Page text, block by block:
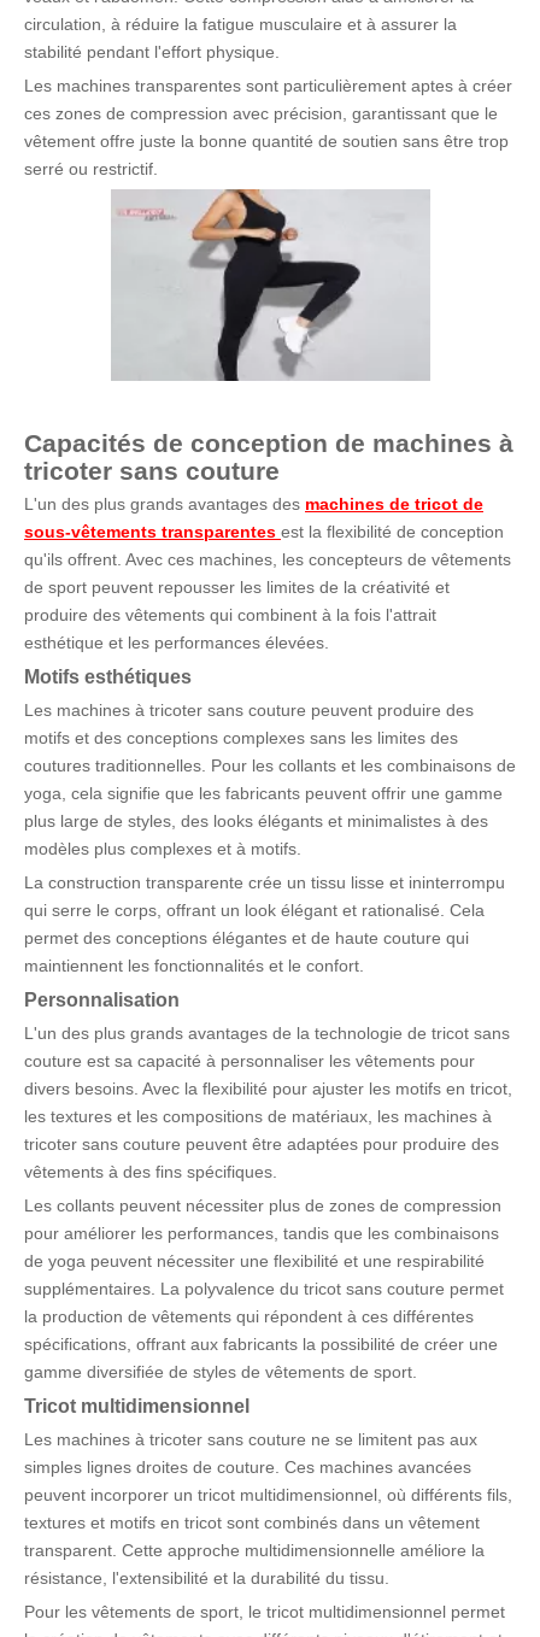
circulation, à réduire la fatigue musculaire et à assurer la
stabilité pendant l'effort physique.
Les machines transparentes sont particulièrement aptes à créer
ces zones de compression avec précision, garantissant que le
vêtement offre juste la bonne quantité de soutien sans être trop
serré ou restrictif.
Capacités de conception de machines à
tricoter sans couture
L'un des plus grands avantages des machines de tricot de
sous-vêtements transparentes est la flexibilité de conception
qu'ils offrent. Avec ces machines, les concepteurs de vêtements
de sport peuvent repousser les limites de la créativité et
produire des vêtements qui combinent à la fois l'attrait
esthétique et les performances élevées.
Motifs esthétiques
Les machines à tricoter sans couture peuvent produire des
motifs et des conceptions complexes sans les limites des
coutures traditionnelles. Pour les collants et les combinaisons de
yoga, cela signifie que les fabricants peuvent offrir une gamme
plus large de styles, des looks élégants et minimalistes à des
modèles plus complexes et à motifs.
La construction transparente crée un tissu lisse et ininterrompu
qui serre le corps, offrant un look élégant et rationalisé. Cela
permet des conceptions élégantes et de haute couture qui
maintiennent les fonctionnalités et le confort.
Personnalisation
L'un des plus grands avantages de la technologie de tricot sans
couture est sa capacité à personnaliser les vêtements pour
divers besoins. Avec la flexibilité pour ajuster les motifs en tricot,
les textures et les compositions de matériaux, les machines à
tricoter sans couture peuvent être adaptées pour produire des
vêtements à des fins spécifiques.
Les collants peuvent nécessiter plus de zones de compression
pour améliorer les performances, tandis que les combinaisons
de yoga peuvent nécessiter une flexibilité et une respirabilité
supplémentaires. La polyvalence du tricot sans couture permet
la production de vêtements qui répondent à ces différentes
spécifications, offrant aux fabricants la possibilité de créer une
gamme diversifiée de styles de vêtements de sport.
Tricot multidimensionnel
Les machines à tricoter sans couture ne se limitent pas aux
simples lignes droites de couture. Ces machines avancées
peuvent incorporer un tricot multidimensionnel, où différents fils,
textures et motifs en tricot sont combinés dans un vêtement
transparent. Cette approche multidimensionnelle améliore la
résistance, l'extensibilité et la durabilité du tissu.
Pour les vêtements de sport, le tricot multidimensionnel permet